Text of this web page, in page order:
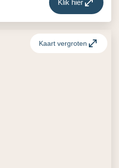
Klik hier
Kaart vergroten